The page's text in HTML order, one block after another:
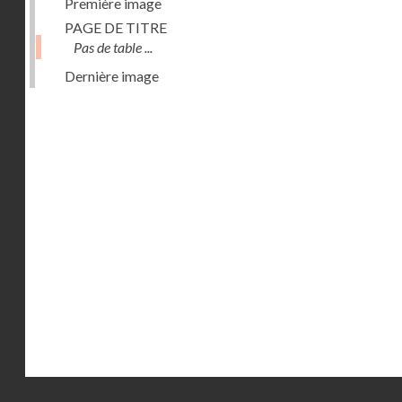
PAGE DE TITRE
Pas de table ...
Dernière image